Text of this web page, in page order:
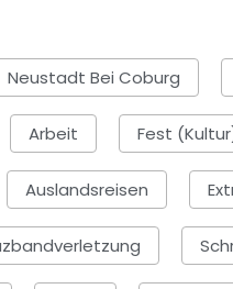
Neustadt Bei Coburg
Arbeit Fest
Auslandsreisen